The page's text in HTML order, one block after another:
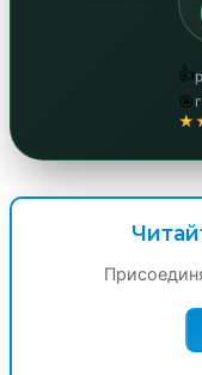
👍
🎯